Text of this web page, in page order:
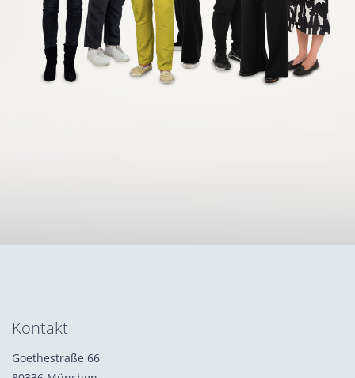
Kontakt
Goethestraße 66